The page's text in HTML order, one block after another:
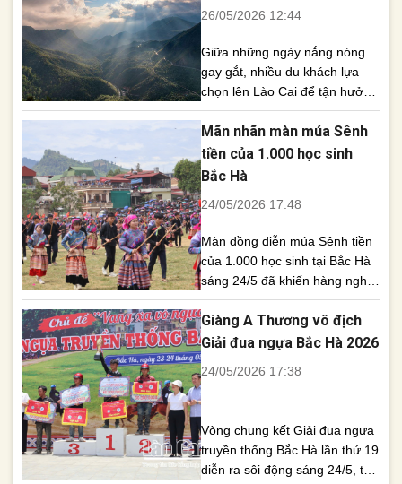
hóa, du lịch và thúc [...]
26/05/2026 12:44
Giữa những ngày nắng nóng
gay gắt, nhiều du khách lựa
chọn lên Lào Cai để tận hưởng
khí hậu mát mẻ, săn mây, nghỉ
dưỡng và khám phá thiên
nhiên vùng cao với nhiều điểm
đến hấp dẫn sau sáp nhập
nay, nhiều tỉnh thành phía Bắc
Mãn nhãn màn múa Sênh
tiền của 1.000 học sinh
Bắc Hà
24/05/2026 17:48
Màn đồng diễn múa Sênh tiền
của 1.000 học sinh tại Bắc Hà
sáng 24/5 đã khiến hàng nghìn
du khách thích thú với không
gian văn hóa vùng cao rực rỡ
sắc màu. Sáng 24/5, sân vận
sôi động với màn đồng diễn
Giàng A Thương vô địch
Giải đua ngựa Bắc Hà 2026
24/05/2026 17:38
Vòng chung kết Giải đua ngựa
truyền thống Bắc Hà lần thứ 19
diễn ra sôi động sáng 24/5, thu